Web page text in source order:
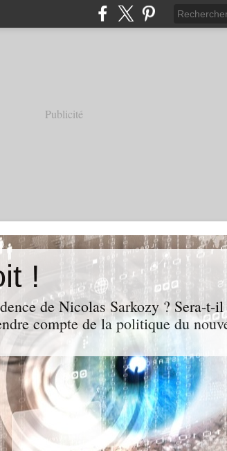
Publicité
!
de Nicolas Sarkozy ? Sera-t-
compte de la politique du